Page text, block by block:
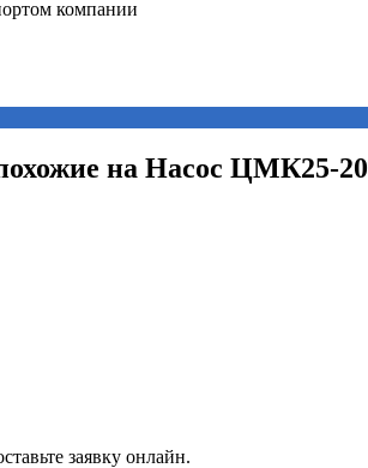
на Насос ЦМК25-20
заявку онлайн.